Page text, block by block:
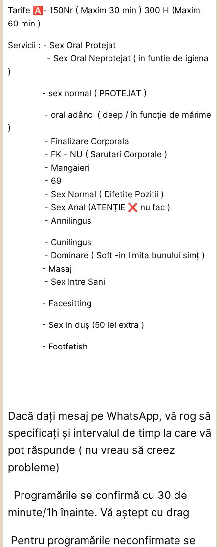
Tarife 🅰️ - 150Nr ( Maxim 30 min ) 300 H (Maxim
60 min )
Servicii : - Sex Oral Protejat
- Sex Oral Neprotejat ( in funtie de igiena
)
- sex normal ( PROTEJAT )
- oral adânc ( deep / în funcție de mărime
)
- Finalizare Corporala
- FK - NU ( Sarutari Corporale )
- Mangaieri
- 69
- Sex Normal ( Difetite Pozitii )
- Sex Anal (ATENȚIE ❌ nu fac )
- Annilingus
- Cunilingus
- Dominare ( Soft -in limita bunului simț )
- Masaj
- Sex Intre Sani
- Facesitting
- Sex în duș (50 lei extra )
- Footfetish
Dacă dați mesaj pe WhatsApp, vă rog să
specificați și intervalul de timp la care vă
pot răspunde ( nu vreau să creez
probleme)
Programările se confirmă cu 30 de
minute/1h înainte. Vă aștept cu drag
Pentru programările neconfirmate se